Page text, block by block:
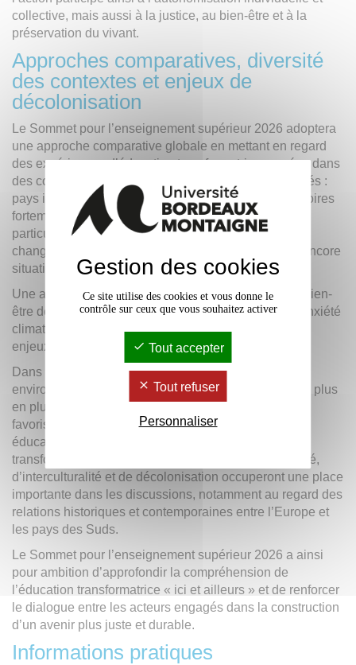
collective, mais aussi à la justice, au bien-être et à la
préservation du vivant.
Approches comparatives, diversité
des contextes et enjeux de
décolonisation
Le Sommet pour l’enseignement supérieur 2026 adoptera
une approche comparative globale en mettant en regard
des expériences d’éducation transformatrice menées dans
des contextes culturels, sociaux et économiques variés :
pays industrialisés ou principalement agricoles, territoires
fortement émetteurs de gaz à effet de serre ou
particulièrement exposés aux conséquences du
changement climatique, contextes multiculturels ou encore
situations d’exil.
Une attention particulière sera également portée au bien-
être des apprenant·es, notamment aux questions d’anxiété
climatique et, plus largement, aux émotions liées aux
enjeux environnementaux.
Dans un contexte où les interdépendances
environnementales, économiques et sociales sont de plus
en plus fortes à l’échelle mondiale, le sommet entend
favoriser les échanges internationaux autour d’une
éducation au développement durable véritablement
transformatrice. Les questions d’inclusion, de diversité,
d’interculturalité et de décolonisation occuperont une place
importante dans les discussions, notamment au regard des
relations historiques et contemporaines entre l’Europe et
les pays des Suds.
Le Sommet pour l’enseignement supérieur 2026 a ainsi
pour ambition d’approfondir la compréhension de
l’éducation transformatrice « ici et ailleurs » et de renforcer
le dialogue entre les acteurs engagés dans la construction
d’un avenir plus juste et durable.
Informations pratiques
Gestion des cookies
Ce site utilise des cookies et vous donne le
contrôle sur ceux que vous souhaitez activer
Tout accepter
Tout refuser
Personnaliser